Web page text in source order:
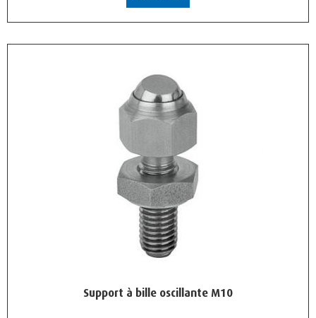
Support à bille oscillante M10